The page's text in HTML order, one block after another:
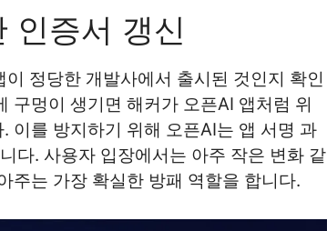
인증서 갱신
정당한 개발사에서 출시된 것인지 확인
구멍이 생기면 해커가 오픈AI 앱처럼 위
이를 방지하기 위해 오픈AI는 앱 서명 과
다. 사용자 입장에서는 아주 작은 변화 같
주는 가장 확실한 방패 역할을 합니다.